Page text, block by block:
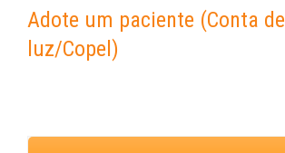
Adote um paciente (Conta de
luz/Copel)